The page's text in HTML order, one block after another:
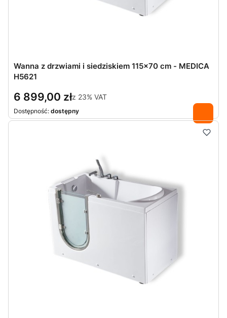
Wanna z drzwiami i siedziskiem 115x70 cm - MEDICA
H5621
6 899,00 złz 23% VAT
Dostępność: dostępny